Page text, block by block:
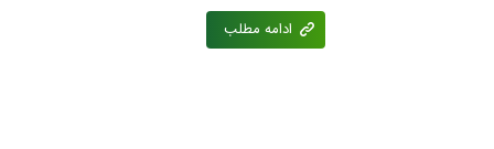
ادامه مطلب